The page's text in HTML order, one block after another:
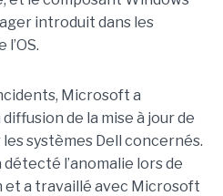
introduit dans les
Microsoft a
de la mise à jour de
systèmes Dell concernés.
détecté l’anomalie lors de
et a travaillé avec Microsoft